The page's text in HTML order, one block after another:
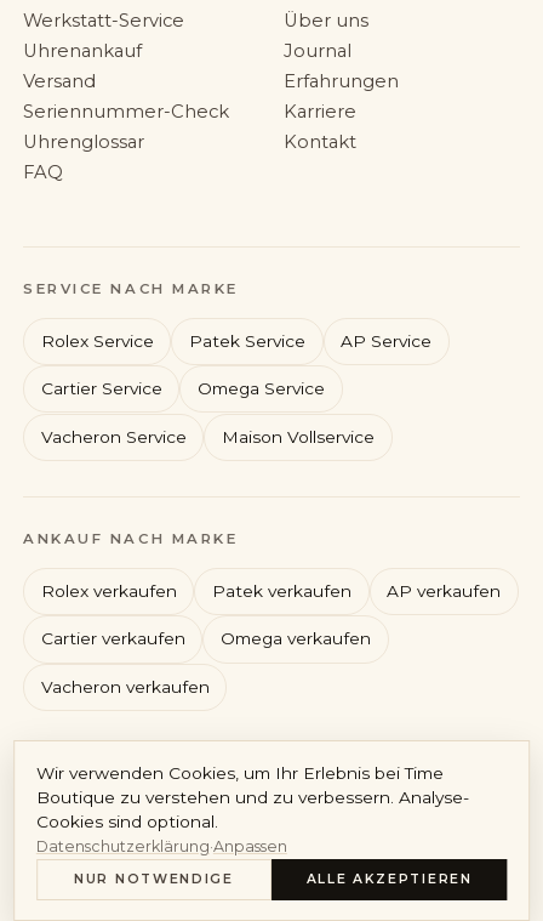
Audemars Piguet Cartier
Werkstatt-Service
Uhrenankauf
Versand
Seriennummer-Check
Uhrenglossar
FAQ
Über uns
Journal
Erfahrungen
Karriere
Kontakt
SERVICE NACH MARKE
Rolex Service Patek Service AP Service
Cartier Service Omega Service
Vacheron Service Maison Vollservice
ANKAUF NACH MARKE
Rolex verkaufen Patek verkaufen AP verkaufen
Cartier verkaufen Omega verkaufen
Vacheron verkaufen
© 2026 Time Boutique GmbH · HRB 310575 München · GF Maximilian
DE /
EN
Impressum DatenschutzAGB
Cookie-RichtlinieCookie-Einstellungen
Wir verwenden Cookies, um Ihr Erlebnis bei Time
Boutique zu verstehen und zu verbessern. Analyse-
Cookies sind optional.
Datenschutzerklärung·Anpassen
NUR NOTWENDIGE ALLE AKZEPTIEREN